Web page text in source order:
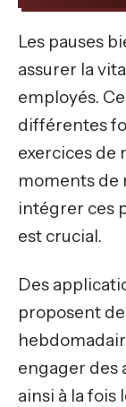
Les pauses
assurer la
employés.
différentes
exercices de
moments de
intégrer ces
est crucial.
Des
proposent
engager des
ainsi à la fois